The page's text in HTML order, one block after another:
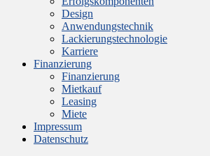
Design
Anwendungstechnik
Lackierungstechnologie
Karriere
Finanzierung
Finanzierung
Mietkauf
Leasing
Miete
Impressum
Datenschutz